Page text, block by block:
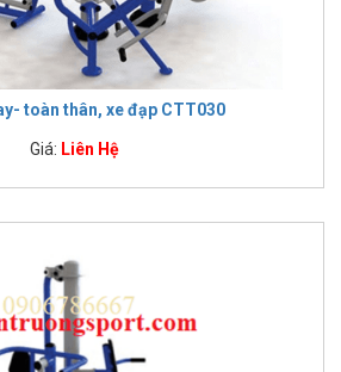
toàn thân, xe đạp CTT030
Giá: Liên Hệ